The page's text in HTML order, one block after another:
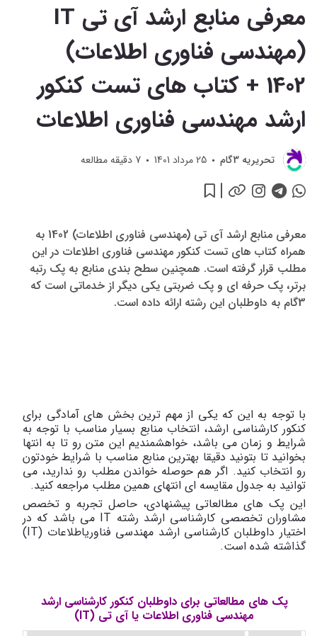
ارشد آی
(مهندسی
فناوری
اطلاعات)
1402 +
کتاب
های
اطلاعات
معرفی منابع ارشد آی تی IT
(مهندسی فناوری اطلاعات)
1402 + کتاب های تست کنکور
ارشد مهندسی فناوری اطلاعات
تحريريه 3گام 25 مرداد 1401 7 دقیقه مطالعه
معرفی منابع ارشد آی تی (مهندسی فناوری اطلاعات) 1402 به
همراه کتاب های تست کنکور مهندسی فناوری اطلاعات در این
مطلب قرار گرفته است. همچنین سطح بندی منابع به پک رتبه
برتر، پک حرفه ای و پک ضربتی یکی دیگر از خدماتی است که
3گام به داوطلبان این رشته ارائه داده است.
با توجه به این که یکی از مهم ترین بخش های آمادگی برای
کنکور کارشناسی ارشد، انتخاب منابع بسیار مناسب با توجه به
شرایط و زمان می باشد، خواهشمندیم این متن رو تا به انتها
بخوانید تا بتونید دقیقا بهترین منابع مناسب با شرایط خودتون
رو انتخاب کنید. اگر هم حوصله خواندن مطلب رو ندارید، می
توانید به جدول مقایسه ای انتهای همین مطلب مراجعه کنید.
این پک های مطالعاتی پیشنهادی، حاصل تجربه و تخصص
مشاوران تخصصی کارشناسی ارشد رشته IT می باشد که در
اختیار داوطلبان کارشناسی ارشد مهندسی فناوریاطلاعات (IT)
گذاشته شده است.
پک های مطالعاتی برای داوطلبان کنکور کارشناسی ارشد
مهندسی فناوری اطلاعات یا آی تی (IT)